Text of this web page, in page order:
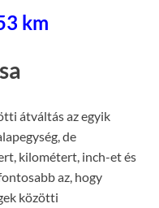
km
átváltás az egyik
de
kilométert, inch-et és
az, hogy
közötti